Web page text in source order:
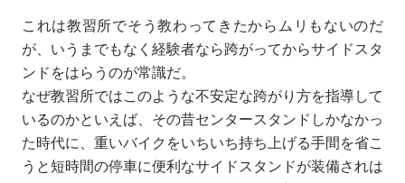
これは教習所でそう教わってきたからムリもないのだ
が、いうまでもなく経験者なら跨がってからサイドスタ
ンドをはらうのが常識だ。
なぜ教習所ではこのような不安定な跨がり方を指導して
いるのかといえば、その昔センタースタンドしかなかっ
た時代に、重いバイクをいちいち持ち上げる手間を省こ
うと短時間の停車に便利なサイドスタンドが装備されは